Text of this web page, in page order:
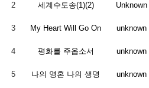
2
세계수도송(1)(2) Unknown
3 My Heart Will Go On unknown
4 평화를 주옵소서 unknown
5
나의 영혼 나의 생명 unknown